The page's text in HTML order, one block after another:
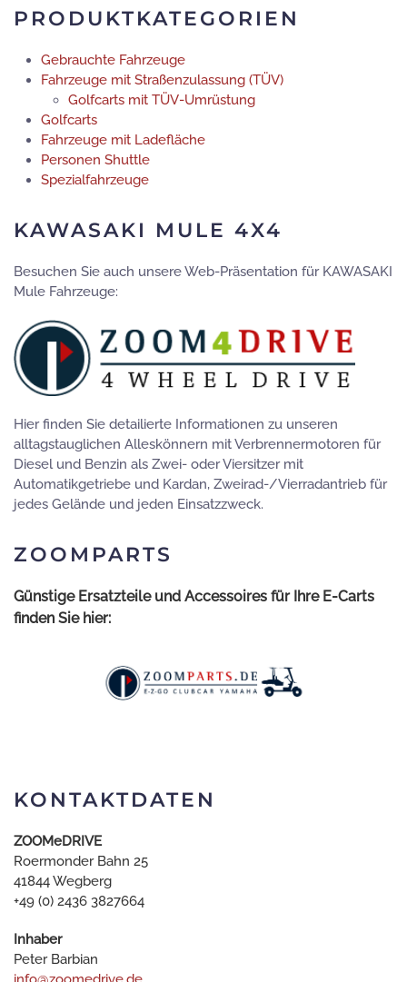
PRODUKTKATEGORIEN
Gebrauchte Fahrzeuge
Fahrzeuge mit Straßenzulassung (TÜV)
Golfcarts mit TÜV-Umrüstung
Golfcarts
Fahrzeuge mit Ladefläche
Personen Shuttle
Spezialfahrzeuge
KAWASAKI MULE 4X4
Besuchen Sie auch unsere Web-Präsentation für KAWASAKI
Mule Fahrzeuge:
Hier finden Sie detailierte Informationen zu unseren
alltagstauglichen Alleskönnern mit Verbrennermotoren für
Diesel und Benzin als Zwei- oder Viersitzer mit
Automatikgetriebe und Kardan, Zweirad-/Vierradantrieb für
jedes Gelände und jeden Einsatzzweck.
ZOOMPARTS
Günstige Ersatzteile und Accessoires für Ihre E-Carts
finden Sie hier:
KONTAKTDATEN
ZOOMeDRIVE
Roermonder Bahn 25
41844 Wegberg
+49 (0) 2436 3827664
Inhaber
Peter Barbian